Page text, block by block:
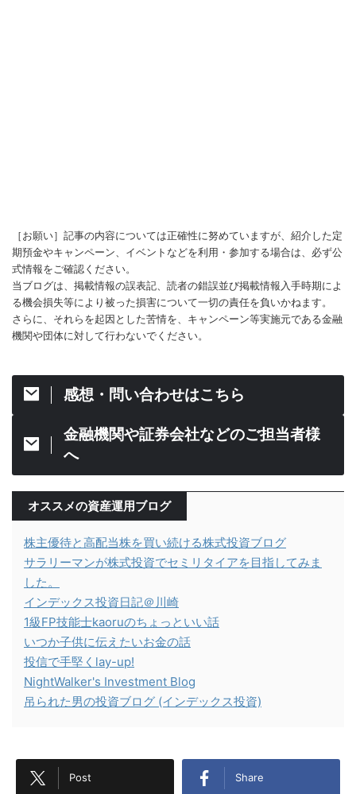
［お願い］記事の内容については正確性に努めていますが、紹介した定
期預金やキャンペーン、イベントなどを利用・参加する場合は、必ず公
式情報をご確認ください。
当ブログは、掲載情報の誤表記、読者の錯誤並び掲載情報入手時期によ
る機会損失等により被った損害について一切の責任を負いかねます。
さらに、それらを起因とした苦情を、キャンペーン等実施元である金融
機関や団体に対して行わないでください。
感想・問い合わせはこちら
金融機関や証券会社などのご担当者様
へ
オススメの資産運用ブログ
株主優待と高配当株を買い続ける株式投資ブログ
サラリーマンが株式投資でセミリタイアを目指してみま
した。
インデックス投資日記＠川崎
1級FP技能士kaoruのちょっといい話
いつか子供に伝えたいお金の話
投信で手堅くlay-up!
NightWalker's Investment Blog
吊られた男の投資ブログ (インデックス投資)
Post Share